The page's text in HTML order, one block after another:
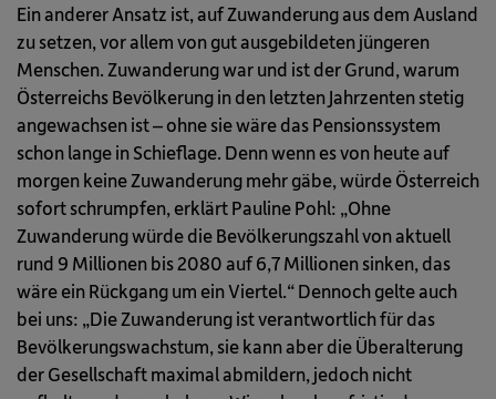
Ein anderer Ansatz ist, auf Zuwanderung aus dem Ausland
zu setzen, vor allem von gut ausgebildeten jüngeren
Menschen. Zuwanderung war und ist der Grund, warum
Österreichs Bevölkerung in den letzten Jahrzenten stetig
angewachsen ist – ohne sie wäre das Pensionssystem
schon lange in Schieflage. Denn wenn es von heute auf
morgen keine Zuwanderung mehr gäbe, würde Österreich
sofort schrumpfen, erklärt Pauline Pohl: „Ohne
Zuwanderung würde die Bevölkerungszahl von aktuell
rund 9 Millionen bis 2080 auf 6,7 Millionen sinken, das
wäre ein Rückgang um ein Viertel.“ Dennoch gelte auch
bei uns: „Die Zuwanderung ist verantwortlich für das
Bevölkerungswachstum, sie kann aber die Überalterung
der Gesellschaft maximal abmildern, jedoch nicht